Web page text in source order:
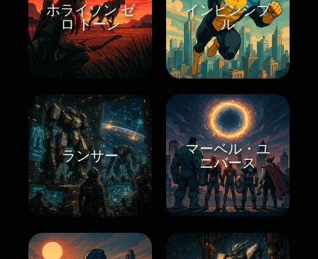
ホライゾン ゼ
ロ ドーン
インビンシブ
ル
ランサー
マーベル・ユ
ニバース